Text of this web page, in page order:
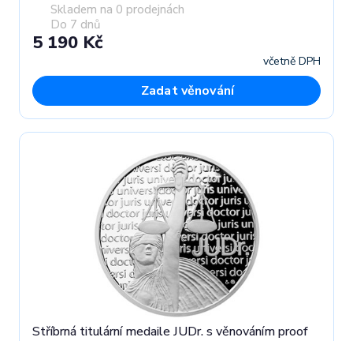
Skladem na 0 prodejnách
Do 7 dnů
5 190 Kč
včetně DPH
Zadat věnování
Stříbrná titulární medaile JUDr. s věnováním proof